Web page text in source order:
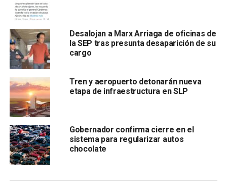
problema más doloroso que vive el país: el de las
víctimas. “Un proceso que incluya verdad, justicia,
búsqueda y reparación”.
En seguida, rechazaron categóricamente
retroceso en materia de libertades y respeto a los
derechos humanos”.
“Deseamos, como miles de ciudadanos y ciudadanas, un
debate abierto, plural, diverso, informado, sin prejuicios y
sin pretensiones de superioridad moral, en los medios de
comunicación y en las plataformas digitales”.
Agregan los “galileos” que lucharán por la defensa de la
Desalojan a Marx Arriaga de oficinas de
la SEP tras presunta desaparición de su
cargo
Tren y aeropuerto detonarán nueva
etapa de infraestructura en SLP
Gobernador confirma cierre en el
sistema para regularizar autos
chocolate